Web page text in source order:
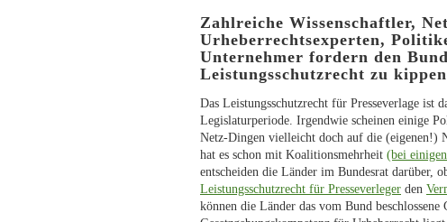
Zahlreiche Wissenschaftler,
Urheberrechtsexperten,
Unternehmer fordern den
Leistungsschutzrecht zu kippen
Das Leistungsschutzrecht für Presseverlage ist
Legislaturperiode. Irgendwie scheinen einige
Netz-Dingen vielleicht doch auf die (eigenen!)
hat es schon mit Koalitionsmehrheit (bei
entscheiden die Länder im Bundesrat darüber,
Leistungsschutzrecht für Presseverleger den
können die Länder das vom Bund